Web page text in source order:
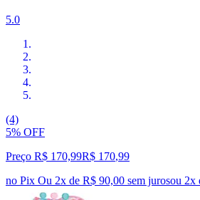
5.0
(4)
5% OFF
Preço R$ 170,99R$ 170,99
no Pix Ou 2x de R$ 90,00 sem jurosou 2x